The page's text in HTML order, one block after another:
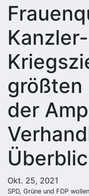
größten
der
Okt. 25, 2021
SPD, Grüne und FDP